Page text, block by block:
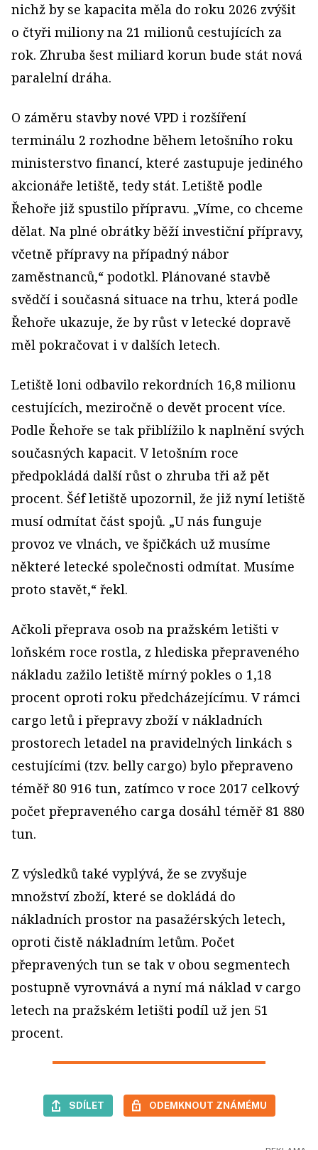
nichž by se kapacita měla do roku 2026 zvýšit
o čtyři miliony na 21 milionů cestujících za
rok. Zhruba šest miliard korun bude stát nová
paralelní dráha.
O záměru stavby nové VPD i rozšíření
terminálu 2 rozhodne během letošního roku
ministerstvo financí, které zastupuje jediného
akcionáře letiště, tedy stát. Letiště podle
Řehoře již spustilo přípravu. „Víme, co chceme
dělat. Na plné obrátky běží investiční přípravy,
včetně přípravy na případný nábor
zaměstnanců,“ podotkl. Plánované stavbě
svědčí i současná situace na trhu, která podle
Řehoře ukazuje, že by růst v letecké dopravě
měl pokračovat i v dalších letech.
Letiště loni odbavilo rekordních 16,8 milionu
cestujících, meziročně o devět procent více.
Podle Řehoře se tak přiblížilo k naplnění svých
současných kapacit. V letošním roce
předpokládá další růst o zhruba tři až pět
procent. Šéf letiště upozornil, že již nyní letiště
musí odmítat část spojů. „U nás funguje
provoz ve vlnách, ve špičkách už musíme
některé letecké společnosti odmítat. Musíme
proto stavět,“ řekl.
Ačkoli přeprava osob na pražském letišti v
loňském roce rostla, z hlediska přepraveného
nákladu zažilo letiště mírný pokles o 1,18
procent oproti roku předcházejícímu. V rámci
cargo letů i přepravy zboží v nákladních
prostorech letadel na pravidelných linkách s
cestujícími (tzv. belly cargo) bylo přepraveno
téměř 80 916 tun, zatímco v roce 2017 celkový
počet přepraveného carga dosáhl téměř 81 880
tun.
Z výsledků také vyplývá, že se zvyšuje
množství zboží, které se dokládá do
nákladních prostor na pasažérských letech,
oproti čistě nákladním letům. Počet
přepravených tun se tak v obou segmentech
postupně vyrovnává a nyní má náklad v cargo
letech na pražském letišti podíl už jen 51
procent.
SDÍLET ODEMKNOUT ZNÁMÉMU